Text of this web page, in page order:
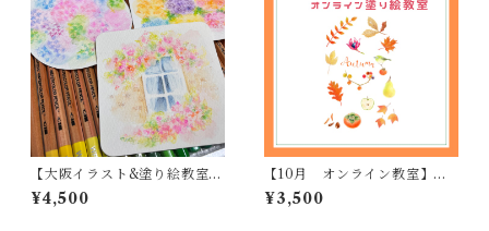
【大阪イラスト&塗り絵教室】
水彩色鉛筆の基礎
¥4,500
【10月 オンライン教室】大
人のアート塗り絵
¥3,500